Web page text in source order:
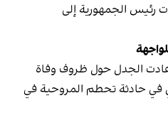
رئيس الجمهورية إلى
الجدل حول ظروف وفاة
في حادثة تحطم المروحية في